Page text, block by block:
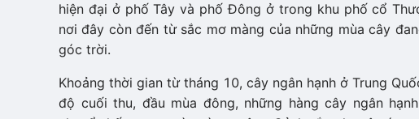
hiện đại ở phố Tây và phố Đông ở trong khu phố cổ
nơi đây còn đến từ sắc mơ màng của những mùa cây
góc trời.
Khoảng thời gian từ tháng 10, cây ngân hạnh ở Trung
độ cuối thu, đầu mùa đông, những hàng cây ngân